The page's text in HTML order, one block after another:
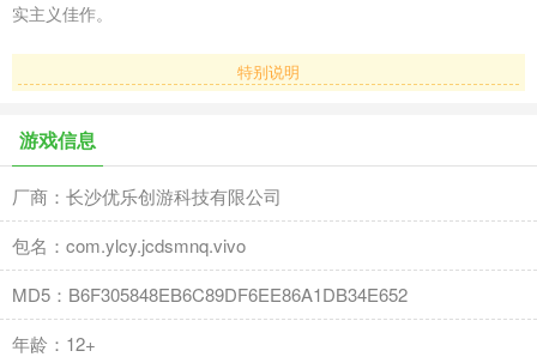
实主义佳作。
特别说明
游戏信息
厂商：长沙优乐创游科技有限公司
包名：com.ylcy.jcdsmnq.vivo
MD5：B6F305848EB6C89DF6EE86A1DB34E652
年龄：12+